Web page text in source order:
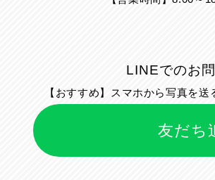
LINEでのお
【おすすめ】スマホから写真を
友だち